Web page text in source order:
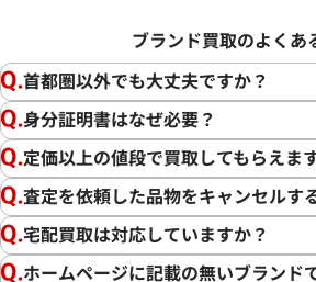
ブランド買取のよくあ
首都圏以外でも大丈夫ですか？
身分証明書はなぜ必要？
定価以上の値段で買取してもらえま
査定を依頼した品物をキャンセルす
宅配買取は対応していますか？
ホームページに記載の無いブランド